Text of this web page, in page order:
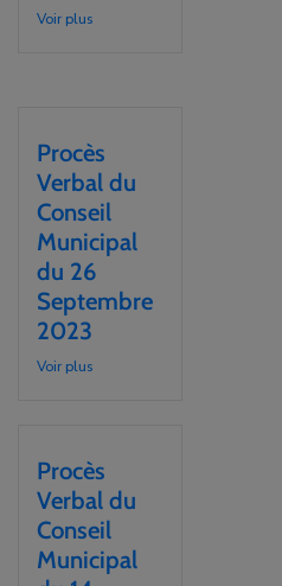
Voir plus
Procès
Verbal du
Conseil
Municipal
du 26
Septembre
2023
Voir plus
Procès
Verbal du
Conseil
Municipal